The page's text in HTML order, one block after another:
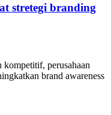
stretegi branding
kompetitif, perusahaan
brand awareness